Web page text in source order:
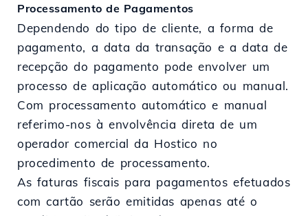
Processamento de Pagamentos
Dependendo do tipo de cliente, a forma de
pagamento, a data da transação e a data de
recepção do pagamento pode envolver um
processo de aplicação automático ou manual.
Com processamento automático e manual
referimo-nos à envolvência direta de um
operador comercial da Hostico no
procedimento de processamento.
As faturas fiscais para pagamentos efetuados
com cartão serão emitidas apenas até o